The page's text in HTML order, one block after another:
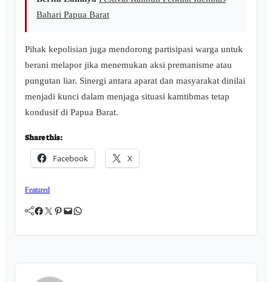
Bahari Papua Barat
Pihak kepolisian juga mendorong partisipasi warga untuk
berani melapor jika menemukan aksi premanisme atau
pungutan liar. Sinergi antara aparat dan masyarakat dinilai
menjadi kunci dalam menjaga situasi kamtibmas tetap
kondusif di Papua Barat.
Share this:
Facebook X
Featured
Facebook Twitter Pinterest Mail WhatsApp